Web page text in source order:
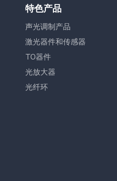
特色产品
声光调制产品
激光器件和传感器
TO器件
光放大器
光纤环